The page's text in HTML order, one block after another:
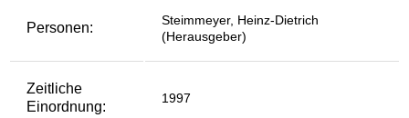
Personen:
Steimmeyer, Heinz-Dietrich
(Herausgeber)
Zeitliche
Einordnung:
1997